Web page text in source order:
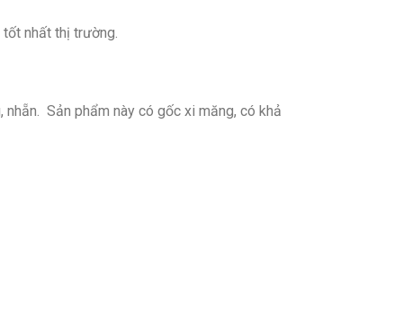
nhất thị trường.
Sản phẩm này có gốc xi măng, có khả